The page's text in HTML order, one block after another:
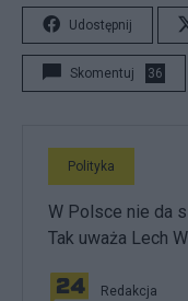
Udostępnij
Skomentuj 36
Polityka
W Polsce nie da
Tak uważa Lech
Redakcja